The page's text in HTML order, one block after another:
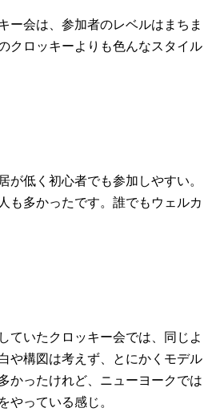
ー会は、参加者のレベルはまちま
クロッキーよりも色んなスタイル
が低く初心者でも参加しやすい。
も多かったです。誰でもウェルカ
ていたクロッキー会では、同じよ
や構図は考えず、とにかくモデル
かったけれど、ニューヨークでは
やっている感じ。